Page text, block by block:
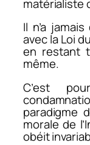
matérialiste
Il n’a
avec la Loi
en restant
même.
C’est
paradigme
morale de
obéit